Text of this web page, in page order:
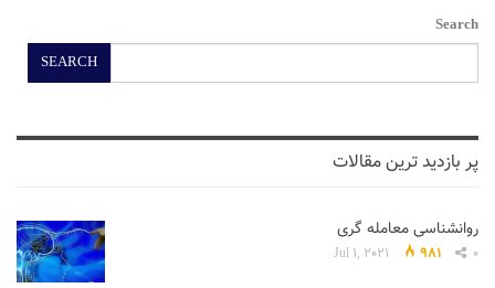
Search
SEARCH
پر بازدید ترین مقالات
روانشناسی معامله گری
Jul 1, 2021 981 0